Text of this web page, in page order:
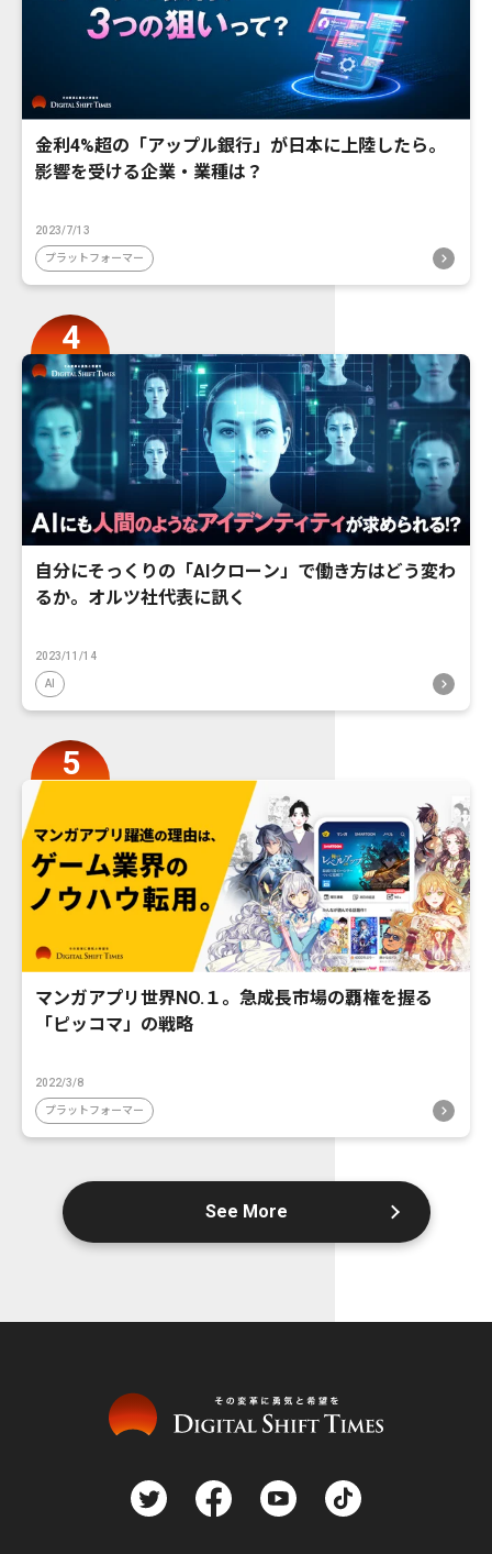
金利4%超の「アップル銀行」が日本に上陸したら。
影響を受ける企業・業種は？
2023/7/13
プラットフォーマー
自分にそっくりの「AIクローン」で働き方はどう変わ
るか。オルツ社代表に訊く
2023/11/14
AI
マンガアプリ世界NO.１。急成長市場の覇権を握る
「ピッコマ」の戦略
2022/3/8
プラットフォーマー
See More